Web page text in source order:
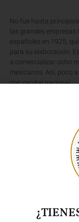
No fue hasta
las grandes empresas
españoles en 1925,
para su elaboración.
a comercializar ocho
mexicanos. Así, poco
con capital nacional.
lugar en el consumo
Y ahora que conoces
seguro que
que
NUESTRA